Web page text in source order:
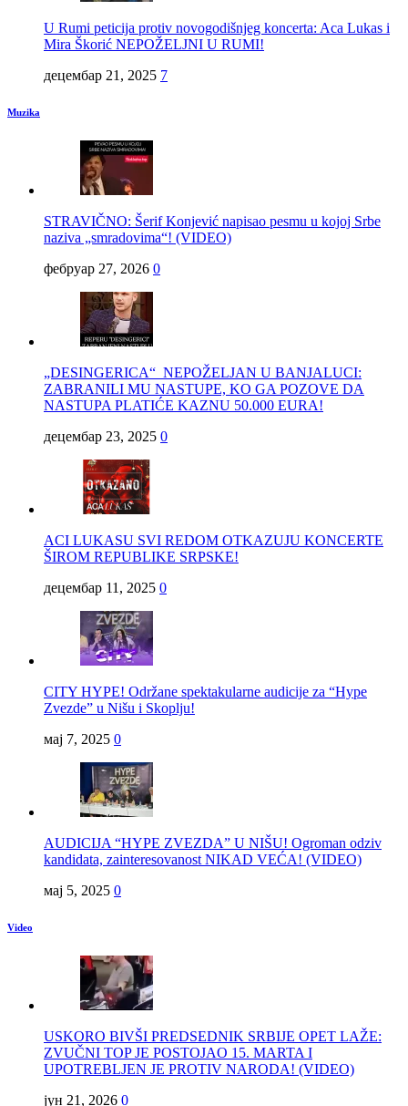
U Rumi peticija protiv novogodišnjeg koncerta: Aca Lukas i
Mira Škorić NEPOŽELJNI U RUMI!
децембар 21, 2025 7
Muzika
STRAVIČNO: Šerif Konjević napisao pesmu u kojoj Srbe
naziva „smradovima“! (VIDEO)
фебруар 27, 2026 0
„DESINGERICA“ NEPOŽELJAN U BANJALUCI:
ZABRANILI MU NASTUPE, KO GA POZOVE DA
NASTUPA PLATIĆE KAZNU 50.000 EURA!
децембар 23, 2025 0
ACI LUKASU SVI REDOM OTKAZUJU KONCERTE
ŠIROM REPUBLIKE SRPSKE!
децембар 11, 2025 0
CITY HYPE! Održane spektakularne audicije za “Hype
Zvezde” u Nišu i Skoplju!
мај 7, 2025 0
AUDICIJA “HYPE ZVEZDA” U NIŠU! Ogroman odziv
kandidata, zainteresovanost NIKAD VEĆA! (VIDEO)
мај 5, 2025 0
Video
USKORO BIVŠI PREDSEDNIK SRBIJE OPET LAŽE:
ZVUČNI TOP JE POSTOJAO 15. MARTA I
UPOTREBLJEN JE PROTIV NARODA! (VIDEO)
јун 21, 2026 0